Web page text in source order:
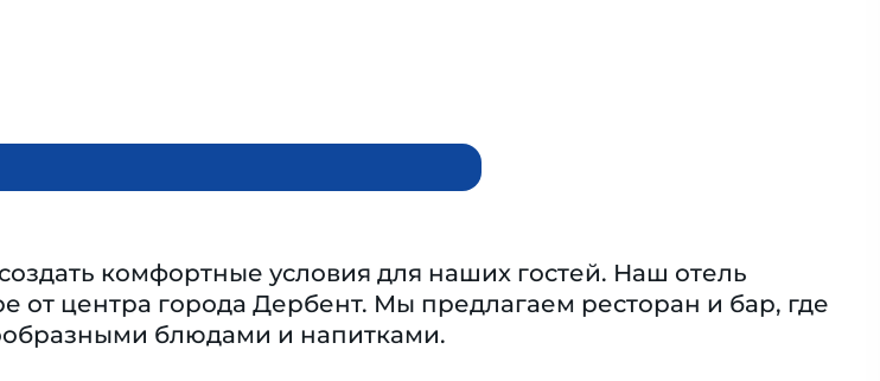
комфортные условия для наших гостей. Наш отель
от центра города Дербент. Мы предлагаем ресторан и бар, где
блюдами и напитками.